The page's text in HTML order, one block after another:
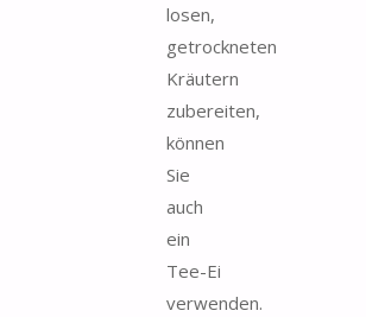
losen,
getrockneten
Kräutern
zubereiten,
können
Sie
auch
ein
Tee-Ei
verwenden.